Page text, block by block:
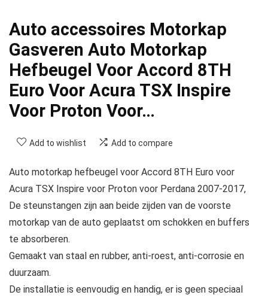
Auto accessoires Motorkap
Gasveren Auto Motorkap
Hefbeugel Voor Accord 8TH
Euro Voor Acura TSX Inspire
Voor Proton Voor…
Add to wishlist Add to compare
Auto motorkap hefbeugel voor Accord 8TH Euro voor
Acura TSX Inspire voor Proton voor Perdana 2007-2017,
De steunstangen zijn aan beide zijden van de voorste
motorkap van de auto geplaatst om schokken en buffers
te absorberen.
Gemaakt van staal en rubber, anti-roest, anti-corrosie en
duurzaam.
De installatie is eenvoudig en handig, er is geen speciaal